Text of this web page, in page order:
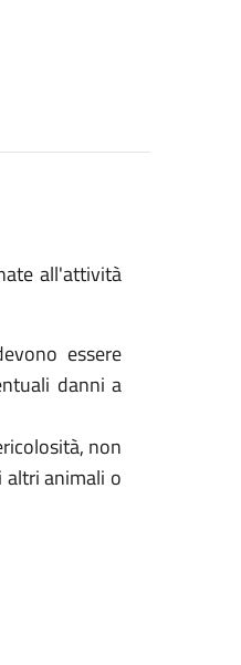
all'attività
essere
danni a
non
altri animali o